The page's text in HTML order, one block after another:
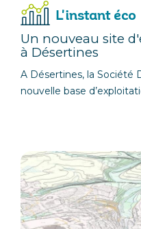
L'instant éco
Un nouveau site
à Désertines
A Désertines, la Société
nouvelle base